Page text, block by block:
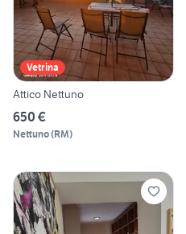
Vetrina
Attico Nettuno
650 €
Nettuno(RM)